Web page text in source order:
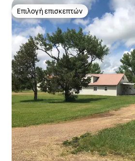
Επιλογή επισκεπτών
Επιλογή επισκεπτών